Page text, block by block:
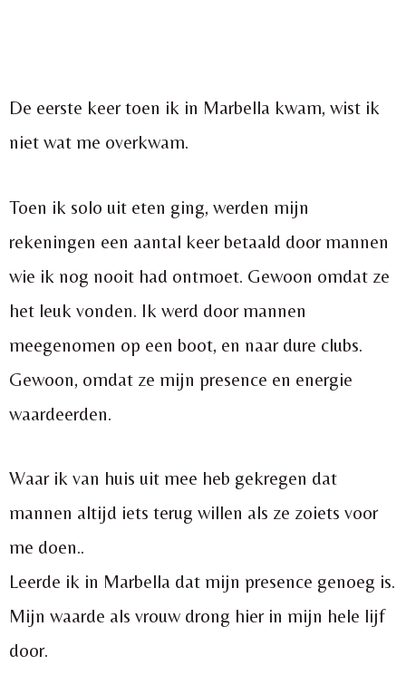
De eerste keer toen ik in Marbella kwam, wist ik
niet wat me overkwam.
Toen ik solo uit eten ging, werden mijn
rekeningen een aantal keer betaald door mannen
wie ik nog nooit had ontmoet. Gewoon omdat ze
het leuk vonden. Ik werd door mannen
meegenomen op een boot, en naar dure clubs.
Gewoon, omdat ze mijn presence en energie
waardeerden.
Waar ik van huis uit mee heb gekregen dat
mannen altijd iets terug willen als ze zoiets voor
me doen..
Leerde ik in Marbella dat mijn presence genoeg is.
Mijn waarde als vrouw drong hier in mijn hele lijf
door.